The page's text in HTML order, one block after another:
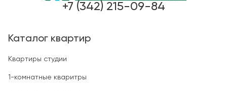
+7 (342) 215-09-84
Каталог квартир
Квартиры студии
1-комнатные кваритры